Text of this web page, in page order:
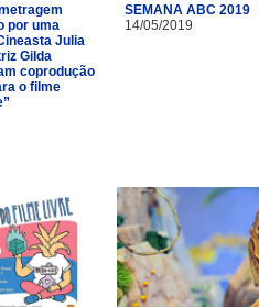
por uma
Julia
Gilda
coprodução
o filme
SEMANA ABC 2019
14/05/2019